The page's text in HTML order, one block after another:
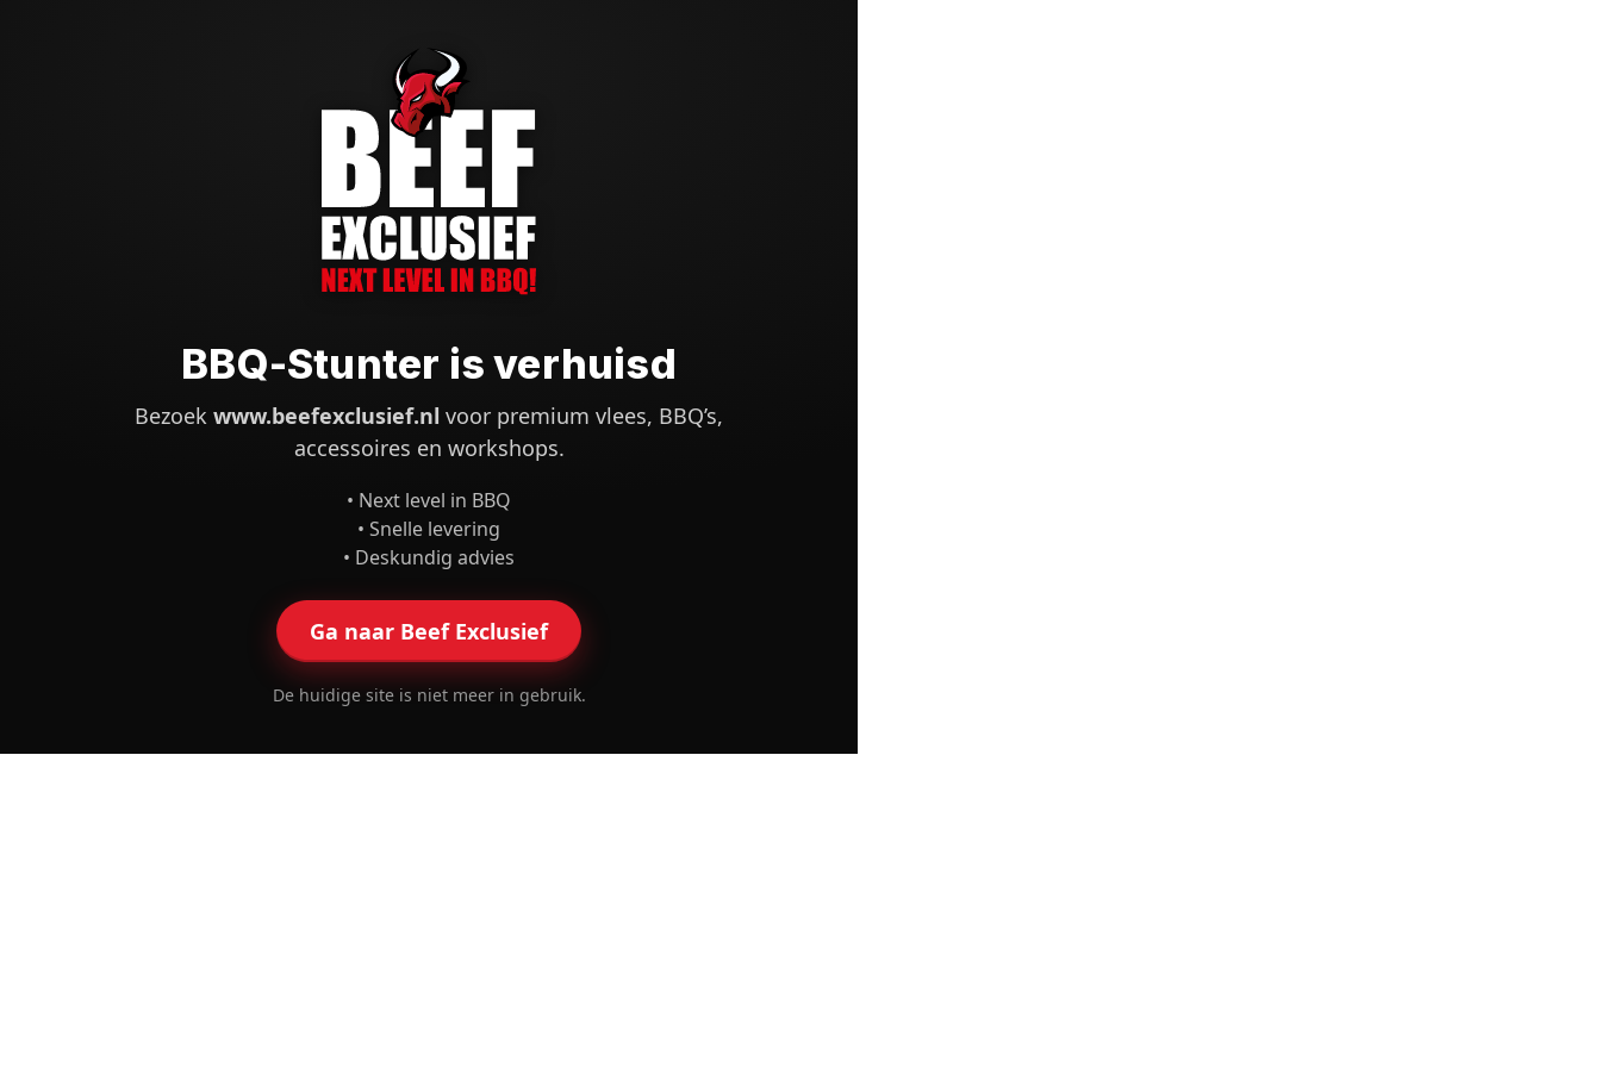
BBQ-Stunter is verhuisd
Bezoek www.beefexclusief.nl voor premium vlees, BBQ’s,
accessoires en workshops.
• Next level in BBQ
• Snelle levering
• Deskundig advies
Ga naar Beef Exclusief
De huidige site is niet meer in gebruik.